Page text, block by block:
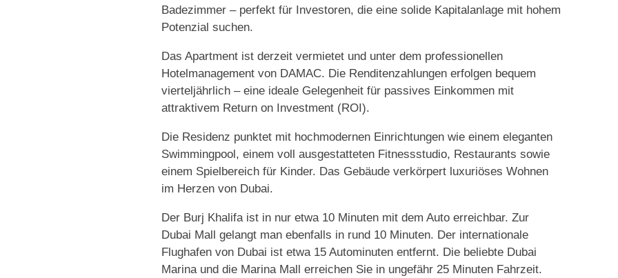
Badezimmer – perfekt für Investoren, die eine solide Kapitalanlage mit hohem
Potenzial suchen.
Das Apartment ist derzeit vermietet und unter dem professionellen
Hotelmanagement von DAMAC. Die Renditenzahlungen erfolgen bequem
vierteljährlich – eine ideale Gelegenheit für passives Einkommen mit
attraktivem Return on Investment (ROI).
Die Residenz punktet mit hochmodernen Einrichtungen wie einem eleganten
Swimmingpool, einem voll ausgestatteten Fitnessstudio, Restaurants sowie
einem Spielbereich für Kinder. Das Gebäude verkörpert luxuriöses Wohnen
im Herzen von Dubai.
Der Burj Khalifa ist in nur etwa 10 Minuten mit dem Auto erreichbar. Zur
Dubai Mall gelangt man ebenfalls in rund 10 Minuten. Der internationale
Flughafen von Dubai ist etwa 15 Autominuten entfernt. Die beliebte Dubai
Marina und die Marina Mall erreichen Sie in ungefähr 25 Minuten Fahrzeit.